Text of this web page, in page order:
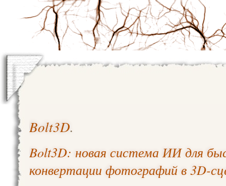
Bolt3D.
Bolt3D: новая система ИИ для
конвертации фотографий в 3D-